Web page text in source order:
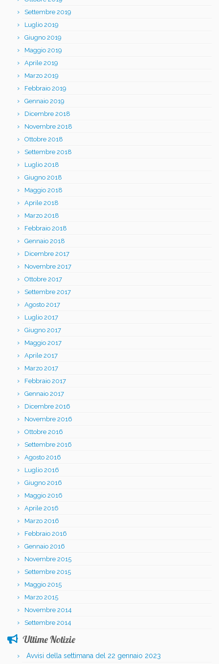
Settembre 2019
Luglio 2019
Giugno 2019
Maggio 2019
Aprile 2019
Marzo 2019
Febbraio 2019
Gennaio 2019
Dicembre 2018
Novembre 2018
Ottobre 2018
Settembre 2018
Luglio 2018
Giugno 2018
Maggio 2018
Aprile 2018
Marzo 2018
Febbraio 2018
Gennaio 2018
Dicembre 2017
Novembre 2017
Ottobre 2017
Settembre 2017
Agosto 2017
Luglio 2017
Giugno 2017
Maggio 2017
Aprile 2017
Marzo 2017
Febbraio 2017
Gennaio 2017
Dicembre 2016
Novembre 2016
Ottobre 2016
Settembre 2016
Agosto 2016
Luglio 2016
Giugno 2016
Maggio 2016
Aprile 2016
Marzo 2016
Febbraio 2016
Gennaio 2016
Novembre 2015
Settembre 2015
Maggio 2015
Marzo 2015
Novembre 2014
Settembre 2014
Ultime Notizie
Avvisi della settimana del 22 gennaio 2023